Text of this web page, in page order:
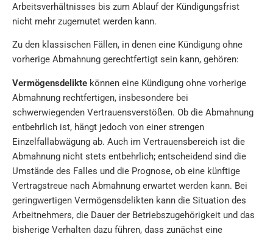
Arbeitsverhältnisses bis zum Ablauf der Kündigungsfrist
nicht mehr zugemutet werden kann.
Zu den klassischen Fällen, in denen eine Kündigung ohne
vorherige Abmahnung gerechtfertigt sein kann, gehören:
Vermögensdelikte können eine Kündigung ohne vorherige
Abmahnung rechtfertigen, insbesondere bei
schwerwiegenden Vertrauensverstößen. Ob die Abmahnung
entbehrlich ist, hängt jedoch von einer strengen
Einzelfallabwägung ab. Auch im Vertrauensbereich ist die
Abmahnung nicht stets entbehrlich; entscheidend sind die
Umstände des Falles und die Prognose, ob eine künftige
Vertragstreue nach Abmahnung erwartet werden kann. Bei
geringwertigen Vermögensdelikten kann die Situation des
Arbeitnehmers, die Dauer der Betriebszugehörigkeit und das
bisherige Verhalten dazu führen, dass zunächst eine